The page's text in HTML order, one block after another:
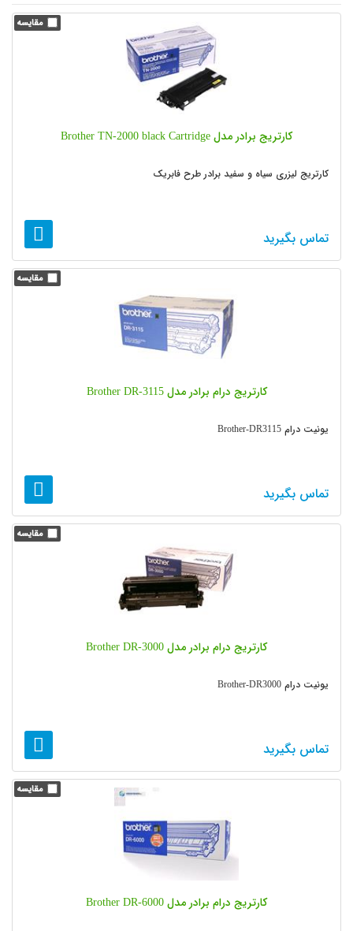
کارتریج برادر مدل Brother TN-2000 black Cartridge
کارتریج لیزری سیاه و سفید برادر طرح فابریک
تماس بگیرید
کارتریج درام برادر مدل Brother DR-3115
یونیت درام Brother-DR3115
تماس بگیرید
کارتریج درام برادر مدل Brother DR-3000
یونیت درام Brother-DR3000
تماس بگیرید
کارتریج درام برادر مدل Brother DR-6000